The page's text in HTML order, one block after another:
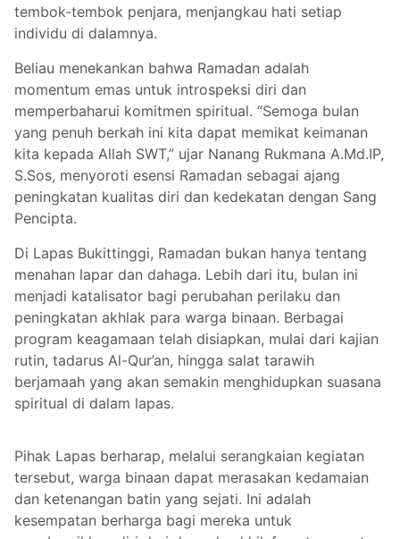
tembok-tembok penjara, menjangkau hati setiap
individu di dalamnya.
Beliau menekankan bahwa Ramadan adalah
momentum emas untuk introspeksi diri dan
memperbaharui komitmen spiritual. “Semoga bulan
yang penuh berkah ini kita dapat memikat keimanan
kita kepada Allah SWT,” ujar Nanang Rukmana A.Md.IP,
S.Sos, menyoroti esensi Ramadan sebagai ajang
peningkatan kualitas diri dan kedekatan dengan Sang
Pencipta.
Di Lapas Bukittinggi, Ramadan bukan hanya tentang
menahan lapar dan dahaga. Lebih dari itu, bulan ini
menjadi katalisator bagi perubahan perilaku dan
peningkatan akhlak para warga binaan. Berbagai
program keagamaan telah disiapkan, mulai dari kajian
rutin, tadarus Al-Qur’an, hingga salat tarawih
berjamaah yang akan semakin menghidupkan suasana
spiritual di dalam lapas.
Pihak Lapas berharap, melalui serangkaian kegiatan
tersebut, warga binaan dapat merasakan kedamaian
dan ketenangan batin yang sejati. Ini adalah
kesempatan berharga bagi mereka untuk